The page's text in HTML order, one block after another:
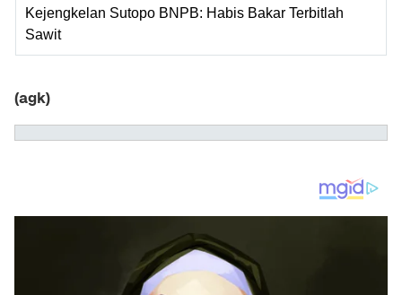
Kejengkelan Sutopo BNPB: Habis Bakar Terbitlah
Sawit
(agk)